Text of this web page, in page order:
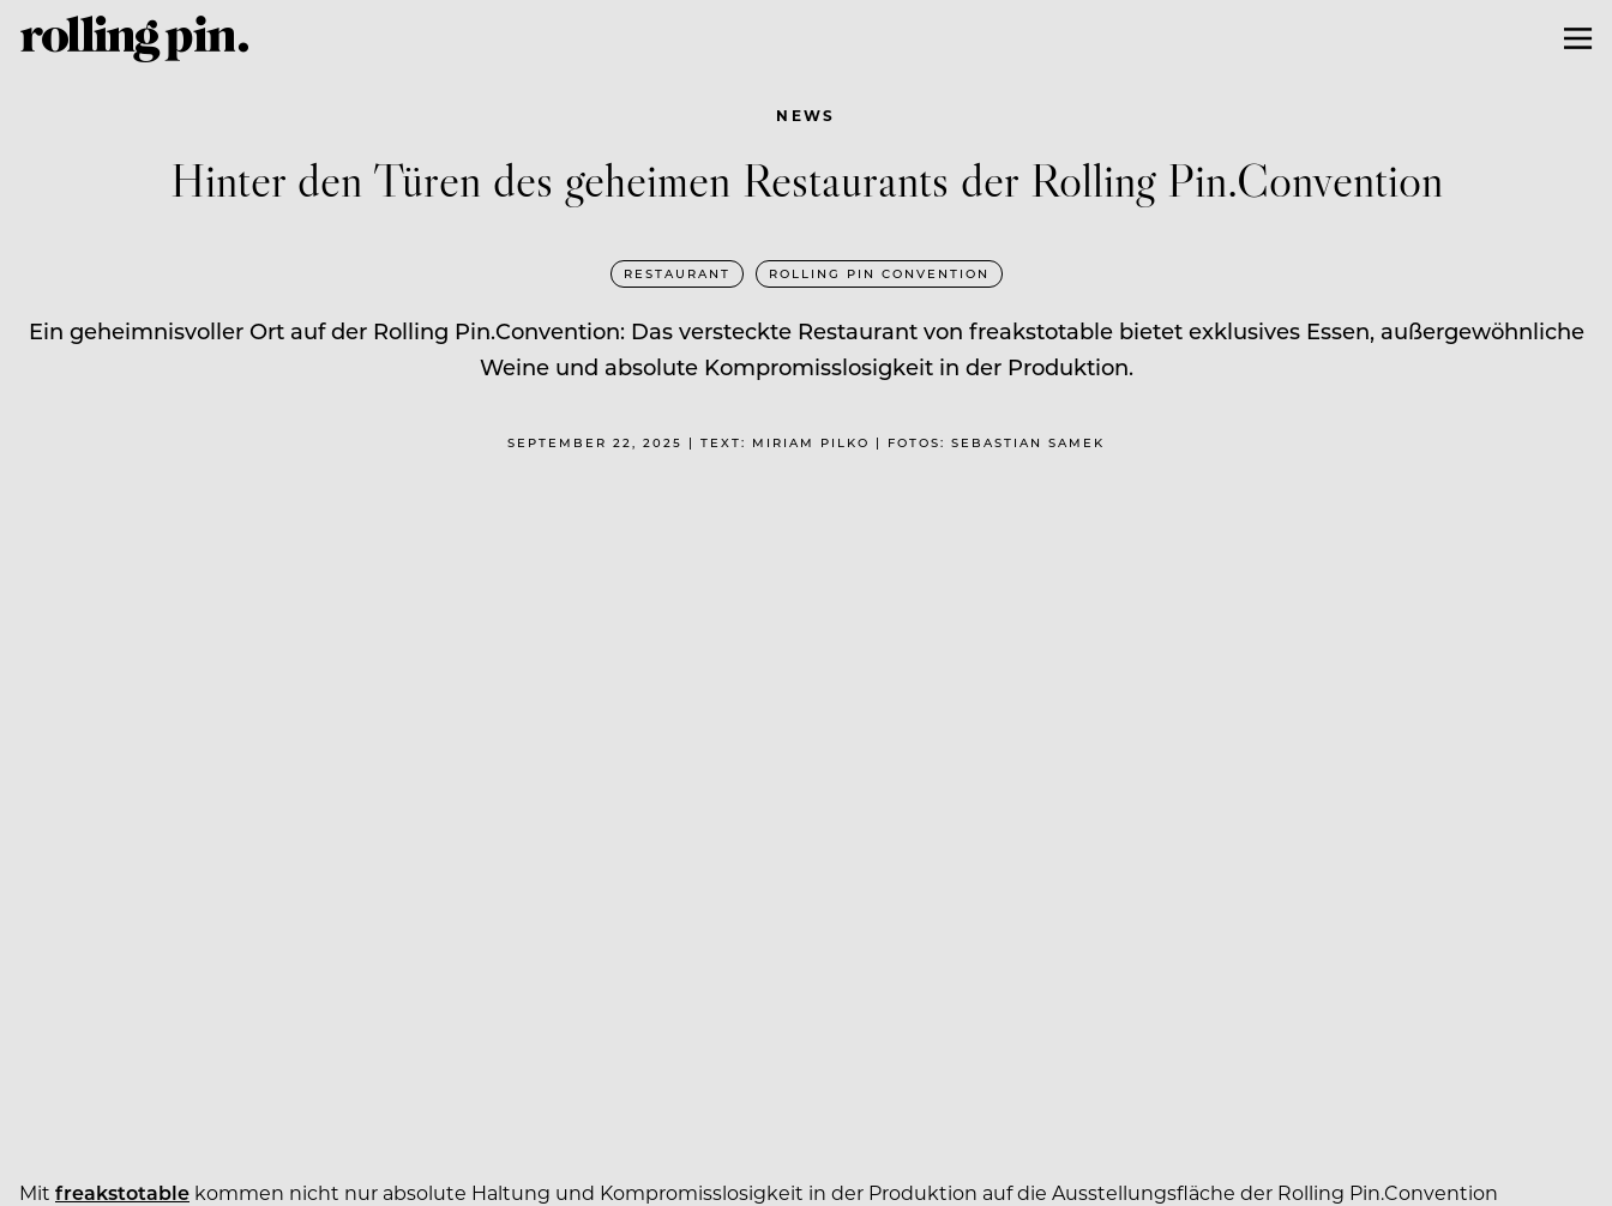
NEWS
Hinter den Türen des geheimen Restaurants der Rolling Pin.Convention
RESTAURANT ROLLING PIN CONVENTION
Ein geheimnisvoller Ort auf der Rolling Pin.Convention: Das versteckte Restaurant von freakstotable bietet exklusives Essen, außergewöhnliche
Weine und absolute Kompromisslosigkeit in der Produktion.
SEPTEMBER 22, 2025 | TEXT: MIRIAM PILKO | FOTOS: SEBASTIAN SAMEK
Mit freakstotable kommen nicht nur absolute Haltung und Kompromisslosigkeit in der Produktion auf die Ausstellungsfläche der Rolling Pin.Convention